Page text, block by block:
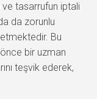
ve tasarrufun iptali
da zorunlu
Bu
bir uzman
teşvik ederek,